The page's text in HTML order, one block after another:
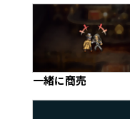
一緒に商売